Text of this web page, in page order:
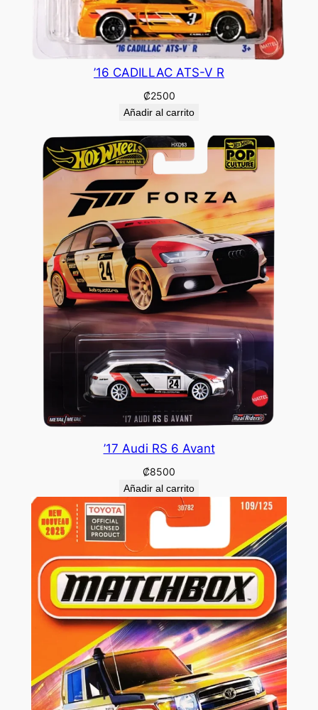
’16 CADILLAC ATS-V R
₡2500
Añadir al carrito
’17 Audi RS 6 Avant
₡8500
Añadir al carrito